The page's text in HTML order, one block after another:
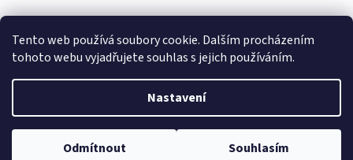
Tento web používá soubory cookie. Dalším procházením
tohoto webu vyjadřujete souhlas s jejich používáním.
Nastavení
Odmítnout Souhlasím
á
Vytvořil Shoptet
Copyright 2026Gamerspot . Všechna práva vyhrazena.